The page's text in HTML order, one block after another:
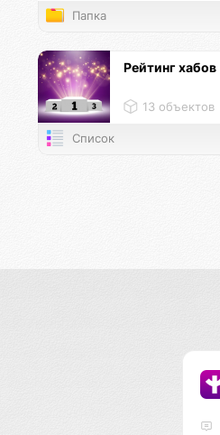
Папка
Рейтинг хабов
13 объектов
Список